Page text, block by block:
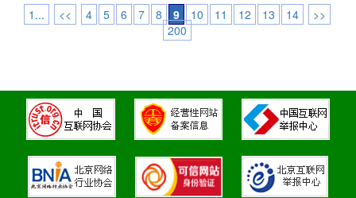
1... << 4 5 6 7 8 9 10 11 12 13 14
>>
200